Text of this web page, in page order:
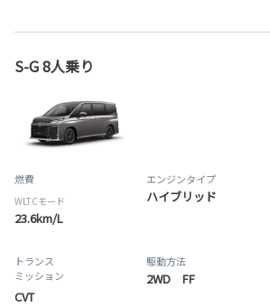
S-G 8人乗り
燃費
WLTCモード
23.6km/L
エンジンタイプ
ハイブリッド
トランス
ミッション
CVT
駆動方法
2WD FF